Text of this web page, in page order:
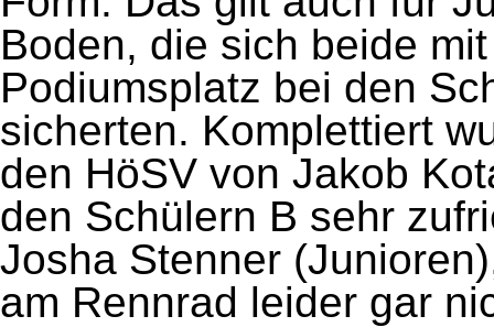
Boden, die sich beide
Podiumsplatz bei den
sicherten. Komplettiert
den HöSV von Jakob
den Schülern B sehr
Josha Stenner
am Rennrad leider gar